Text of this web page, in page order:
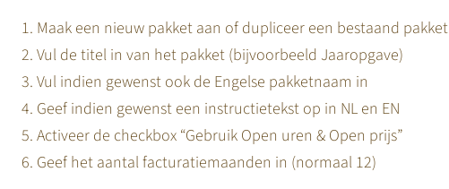
Maak een nieuw pakket aan of dupliceer een bestaand pakket
Vul de titel in van het pakket (bijvoorbeeld Jaaropgave)
Vul indien gewenst ook de Engelse pakketnaam in
Geef indien gewenst een instructietekst op in NL en EN
Activeer de checkbox “Gebruik Open uren & Open prijs”
Geef het aantal facturatiemaanden in (normaal 12)